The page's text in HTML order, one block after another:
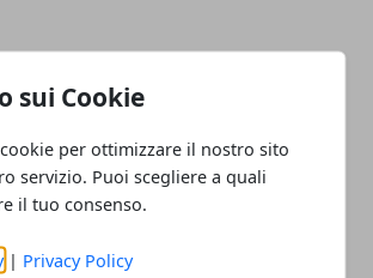
sui Cookie
per ottimizzare il nostro sito
servizio. Puoi scegliere a quali
il tuo consenso.
| Privacy Policy